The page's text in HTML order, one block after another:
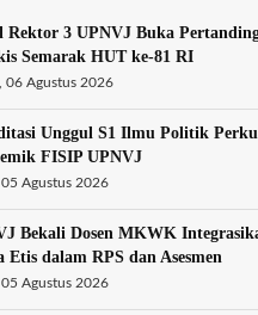
Rektor 3 UPNVJ Buka
Semarak HUT ke-81 RI
06 Agustus 2026
Unggul S1 Ilmu Politik
FISIP UPNVJ
05 Agustus 2026
Bekali Dosen MKWK
Etis dalam RPS dan Asesmen
05 Agustus 2026